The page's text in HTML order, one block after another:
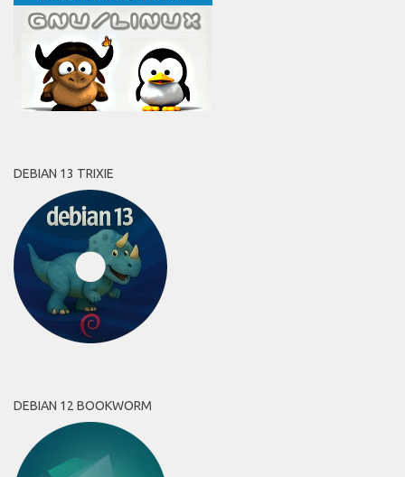
DEBIAN 13 TRIXIE
DEBIAN 12 BOOKWORM